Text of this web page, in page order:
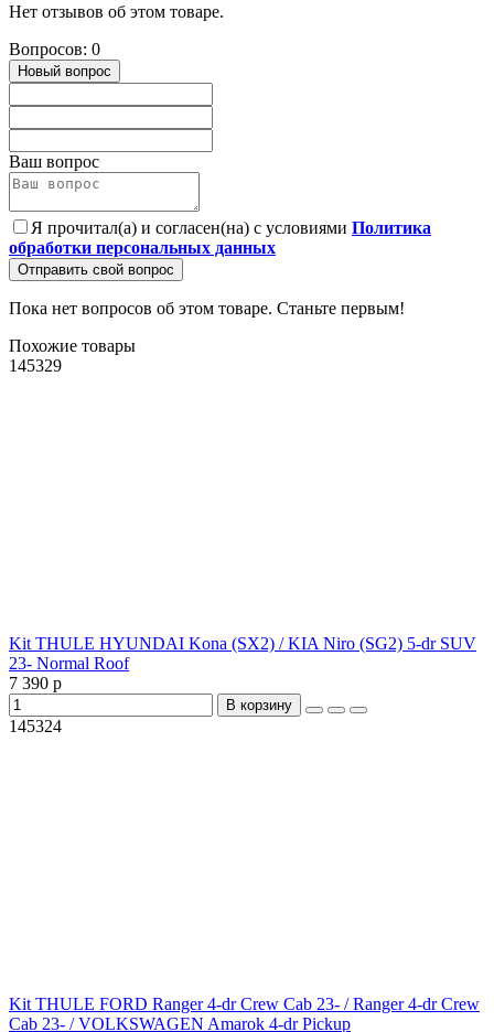
Нет отзывов об этом товаре.
Вопросов: 0
Новый вопрос
Ваш вопрос
Я прочитал(а) и согласен(на) с условиями Политика
обработки персональных данных
Отправить свой вопрос
Пока нет вопросов об этом товаре. Станьте первым!
Похожие товары
145329
Kit THULE HYUNDAI Kona (SX2) / KIA Niro (SG2) 5-dr SUV
23- Normal Roof
7 390 р
В корзину
145324
Kit THULE FORD Ranger 4-dr Crew Cab 23- / Ranger 4-dr Crew
Cab 23- / VOLKSWAGEN Amarok 4-dr Pickup